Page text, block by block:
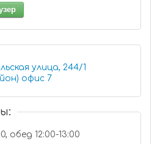
улица, 244/1
(Октябрьский район) офис 7
обед 12:00-13:00